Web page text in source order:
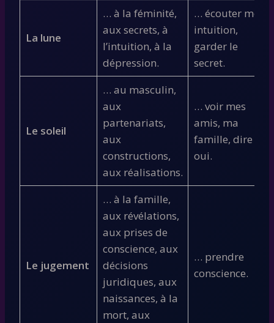
La lune
… à la féminité,
aux secrets, à
l’intuition, à la
dépression.
… écouter mon
intuition,
garder le
secret.
Le soleil
… au masculin,
aux
partenariats,
aux
constructions,
aux réalisations.
… voir mes
amis, ma
famille, dire
oui.
Le jugement
… à la famille,
aux révélations,
aux prises de
conscience, aux
décisions
juridiques, aux
naissances, à la
mort, aux
… prendre
conscience.